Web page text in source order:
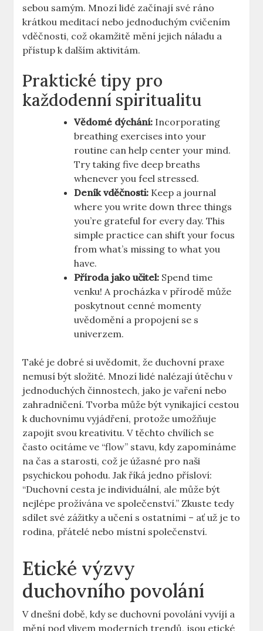
sebou samým. Mnozí lidé začínají své ráno
krátkou meditací nebo jednoduchým cvičením
vděčnosti, což okamžitě mění jejich náladu a
přístup k dalším aktivitám.
Praktické tipy pro
každodenní spiritualitu
Vědomé dýchání: Incorporating
breathing exercises into your
routine can help center your mind.
Try taking five deep breaths
whenever you feel stressed.
Deník vděčnosti: Keep a journal
where you write down three things
you’re grateful for every day. This
simple practice can shift your focus
from what’s missing to what you
have.
Příroda jako učitel: Spend time
venku! A procházka v přírodě může
poskytnout cenné momenty
uvědomění a propojení se s
univerzem.
Také je dobré si uvědomit, že duchovní praxe
nemusí být složité. Mnozí lidé nalézají útěchu v
jednoduchých činnostech, jako je vaření nebo
zahradničení. Tvorba může být vynikající cestou
k duchovnímu vyjádření, protože umožňuje
zapojit svou kreativitu. V těchto chvílích se
často ocitáme ve “flow” stavu, kdy zapomínáme
na čas a starosti, což je úžasné pro naši
psychickou pohodu. Jak říká jedno přísloví:
“Duchovní cesta je individuální, ale může být
nejlépe prožívána ve společenství.” Zkuste tedy
sdílet své zážitky a učení s ostatními – ať už je to
rodina, přátelé nebo místní společenství.
Etické výzvy
duchovního povolání
V dnešní době, kdy se duchovní povolání vyvíjí a
mění pod vlivem moderních trendů, jsou etické